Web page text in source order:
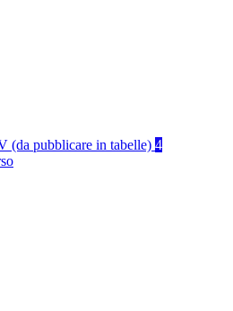
(da pubblicare in tabelle) 4